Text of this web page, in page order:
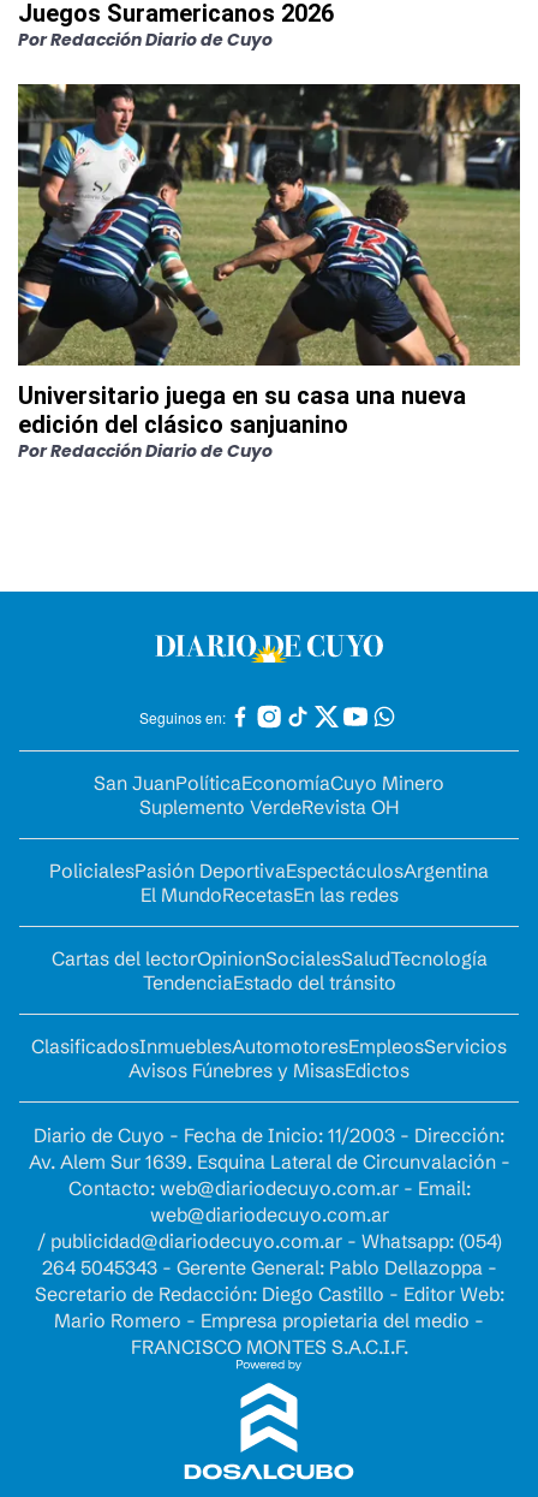
Juegos Suramericanos 2026
PorRedacción Diario de Cuyo
Universitario juega en su casa una nueva
edición del clásico sanjuanino
PorRedacción Diario de Cuyo
Seguinos en:
San JuanPolíticaEconomíaCuyo Minero
Suplemento VerdeRevista OH
PolicialesPasión DeportivaEspectáculosArgentina
El MundoRecetasEn las redes
Cartas del lectorOpinionSocialesSaludTecnología
TendenciaEstado del tránsito
ClasificadosInmueblesAutomotoresEmpleosServicios
Avisos Fúnebres y MisasEdictos
Diario de Cuyo - Fecha de Inicio: 11/2003 - Dirección:
Av. Alem Sur 1639. Esquina Lateral de Circunvalación -
Contacto: web@diariodecuyo.com.ar- Email:
web@diariodecuyo.com.ar
/ publicidad@diariodecuyo.com.ar- Whatsapp: (054)
264 5045343 - Gerente General: Pablo Dellazoppa -
Secretario de Redacción: Diego Castillo - Editor Web:
Mario Romero - Empresa propietaria del medio -
FRANCISCO MONTES S.A.C.I.F.